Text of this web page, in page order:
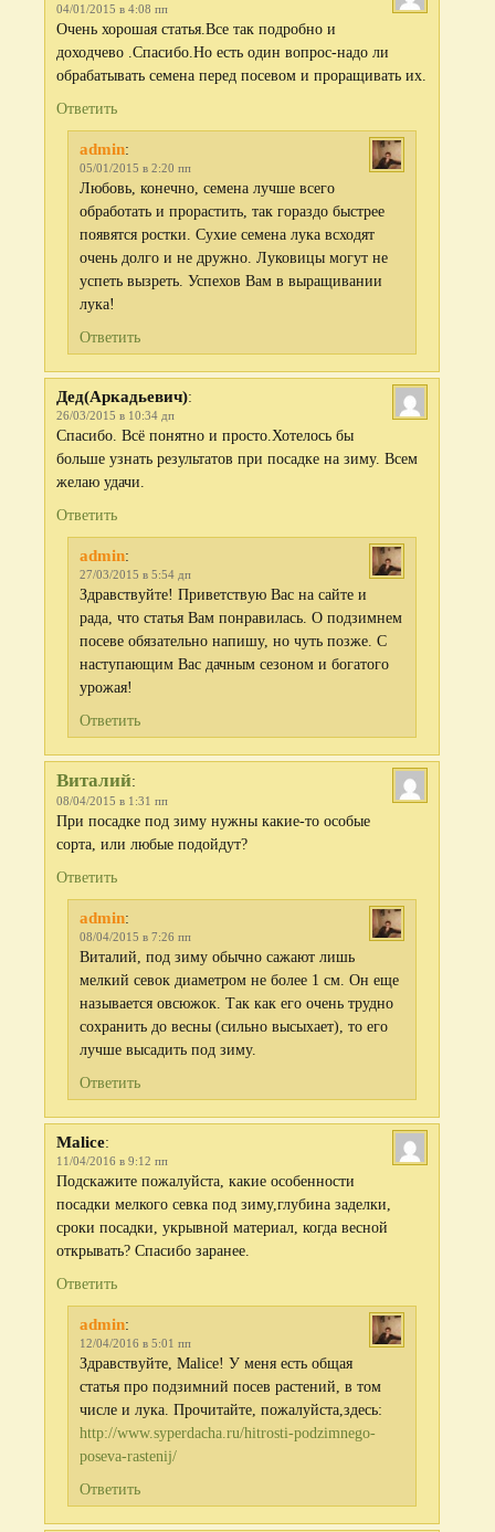
04/01/2015 в 4:08 пп
Очень хорошая статья.Все так подробно и
доходчево .Спасибо.Но есть один вопрос-надо ли
обрабатывать семена перед посевом и проращивать их.
Ответить
admin:
05/01/2015 в 2:20 пп
Любовь, конечно, семена лучше всего
обработать и прорастить, так гораздо быстрее
появятся ростки. Сухие семена лука всходят
очень долго и не дружно. Луковицы могут не
успеть вызреть. Успехов Вам в выращивании
лука!
Ответить
Дед(Аркадьевич):
26/03/2015 в 10:34 дп
Спасибо. Всё понятно и просто.Хотелось бы
больше узнать результатов при посадке на зиму. Всем
желаю удачи.
Ответить
admin:
27/03/2015 в 5:54 дп
Здравствуйте! Приветствую Вас на сайте и
рада, что статья Вам понравилась. О подзимнем
посеве обязательно напишу, но чуть позже. С
наступающим Вас дачным сезоном и богатого
урожая!
Ответить
Виталий:
08/04/2015 в 1:31 пп
При посадке под зиму нужны какие-то особые
сорта, или любые подойдут?
Ответить
admin:
08/04/2015 в 7:26 пп
Виталий, под зиму обычно сажают лишь
мелкий севок диаметром не более 1 см. Он еще
называется овсюжок. Так как его очень трудно
сохранить до весны (сильно высыхает), то его
лучше высадить под зиму.
Ответить
Malice:
11/04/2016 в 9:12 пп
Подскажите пожалуйста, какие особенности
посадки мелкого севка под зиму,глубина заделки,
сроки посадки, укрывной материал, когда весной
открывать? Спасибо заранее.
Ответить
admin:
12/04/2016 в 5:01 пп
Здравствуйте, Malice! У меня есть общая
статья про подзимний посев растений, в том
числе и лука. Прочитайте, пожалуйста,здесь:
http://www.syperdacha.ru/hitrosti-podzimnego-
poseva-rastenij/
Ответить